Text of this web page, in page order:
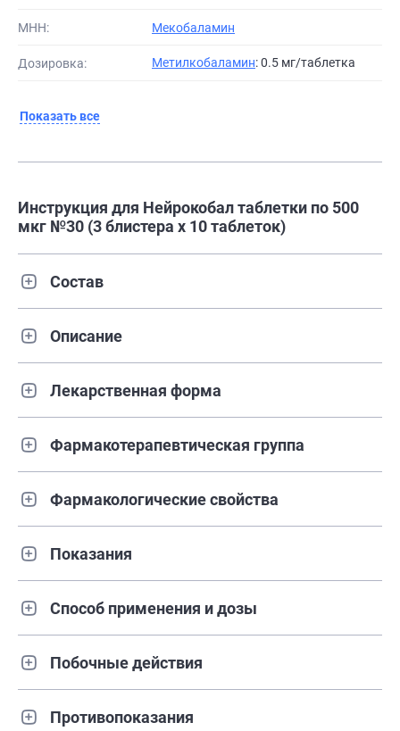
МНН: Мекобаламин
Дозировка: Метилкобаламин: 0.5 мг/таблетка
Показать все
Инструкция для Нейрокобал таблетки по 500
мкг №30 (3 блистера х 10 таблеток)
Состав
Описание
Лекарственная форма
Фармакотерапевтическая группа
Фармакологические свойства
Показания
Способ применения и дозы
Побочные действия
Противопоказания